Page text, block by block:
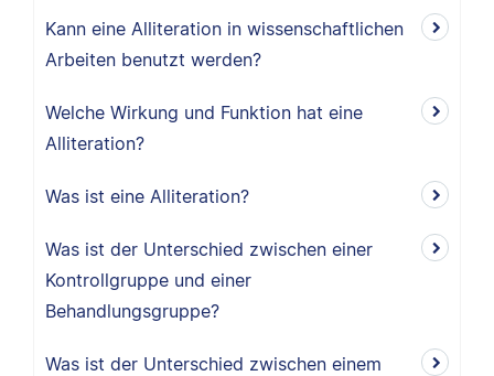
Kann eine Alliteration in wissenschaftlichen
Arbeiten benutzt werden?
Welche Wirkung und Funktion hat eine
Alliteration?
Was ist eine Alliteration?
Was ist der Unterschied zwischen einer
Kontrollgruppe und einer
Behandlungsgruppe?
Was ist der Unterschied zwischen einem